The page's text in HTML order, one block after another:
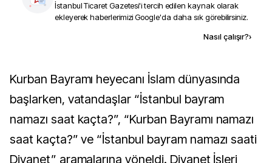
İstanbul Ticaret Gazetesi'i tercih edilen kaynak olarak
ekleyerek haberlerimizi Google'da daha sık görebilirsiniz.
Nasıl çalışır?›
Kurban Bayramı heyecanı İslam dünyasında
başlarken, vatandaşlar “İstanbul bayram
namazı saat kaçta?”, “Kurban Bayramı namazı
saat kaçta?” ve “İstanbul bayram namazı saati
Diyanet” aramalarına yöneldi. Diyanet İşleri